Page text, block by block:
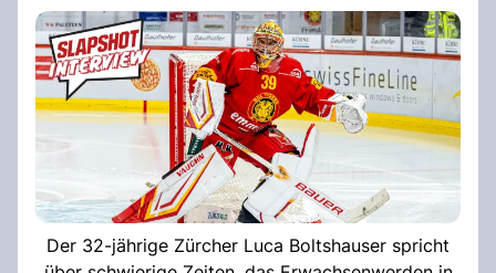
Der 32-jährige Zürcher Luca Boltshauser spricht